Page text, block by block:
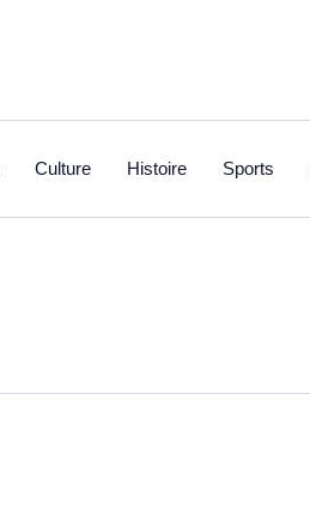
Culture Histoire Sports